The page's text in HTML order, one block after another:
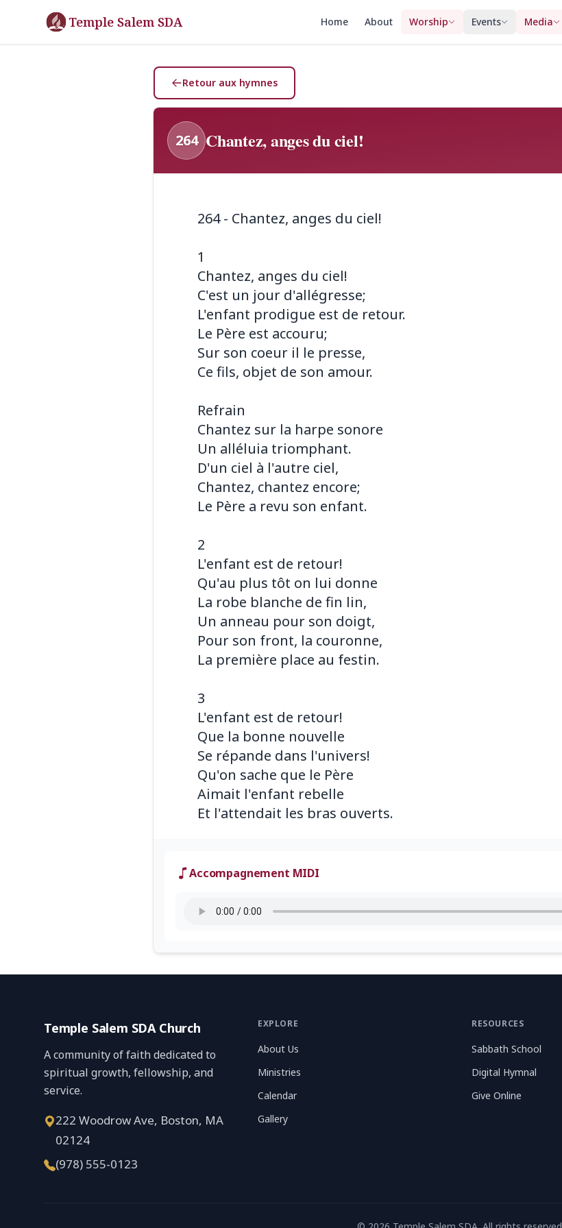
Temple Salem SDA Home About Worship Events Media
Retour aux hymnes
264 Chantez, anges du ciel!
264 - Chantez, anges du ciel!
1
Chantez, anges du ciel!
C'est un jour d'allégresse;
L'enfant prodigue est de retour.
Le Père est accouru;
Sur son coeur il le presse,
Ce fils, objet de son amour.
Refrain
Chantez sur la harpe sonore
Un alléluia triomphant.
D'un ciel à l'autre ciel,
Chantez, chantez encore;
Le Père a revu son enfant.
2
L'enfant est de retour!
Qu'au plus tôt on lui donne
La robe blanche de fin lin,
Un anneau pour son doigt,
Pour son front, la couronne,
La première place au festin.
3
L'enfant est de retour!
Que la bonne nouvelle
Se répande dans l'univers!
Qu'on sache que le Père
Aimait l'enfant rebelle
Accompagnement MIDI
Temple Salem SDA Church
A community of faith dedicated to
spiritual growth, fellowship, and
service.
222 Woodrow Ave, Boston, MA
02124
(978) 555-0123
EXPLORE
About Us
Ministries
Calendar
Gallery
RESOURCES
Sabbath School
Digital Hymnal
Give Online